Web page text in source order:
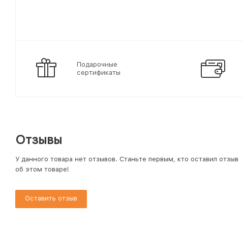
Подарочные
сертификаты
Отзывы
У данного товара нет отзывов. Станьте первым, кто оставил отзыв
об этом товаре!
Оставить отзыв